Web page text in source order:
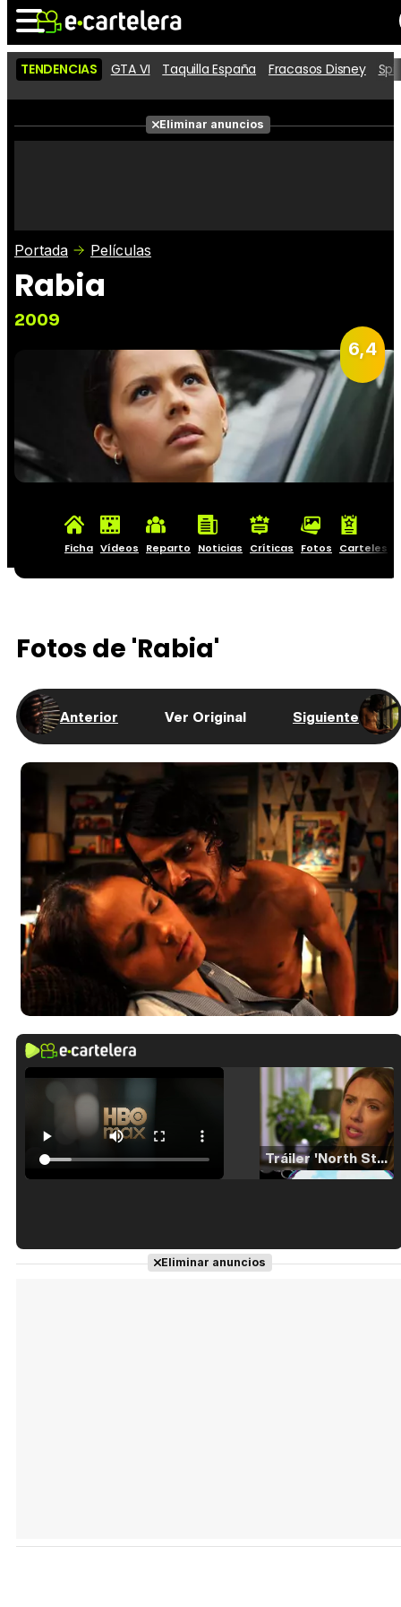
Noticias Cartelera
Películas
Críticas
TENDENCIAS GTA VI Taquilla España Fracasos Disney
Eliminar anuncios
Portada Películas
Rabia
2009
6,4
Ficha Vídeos Reparto Noticias Críticas Fotos Carteles
Fotos de 'Rabia'
Anterior Ver Original Siguiente
Tráiler 'North Star' (2023)
Tráiler en español de 'La isla olvidada'
Eliminar anuncios